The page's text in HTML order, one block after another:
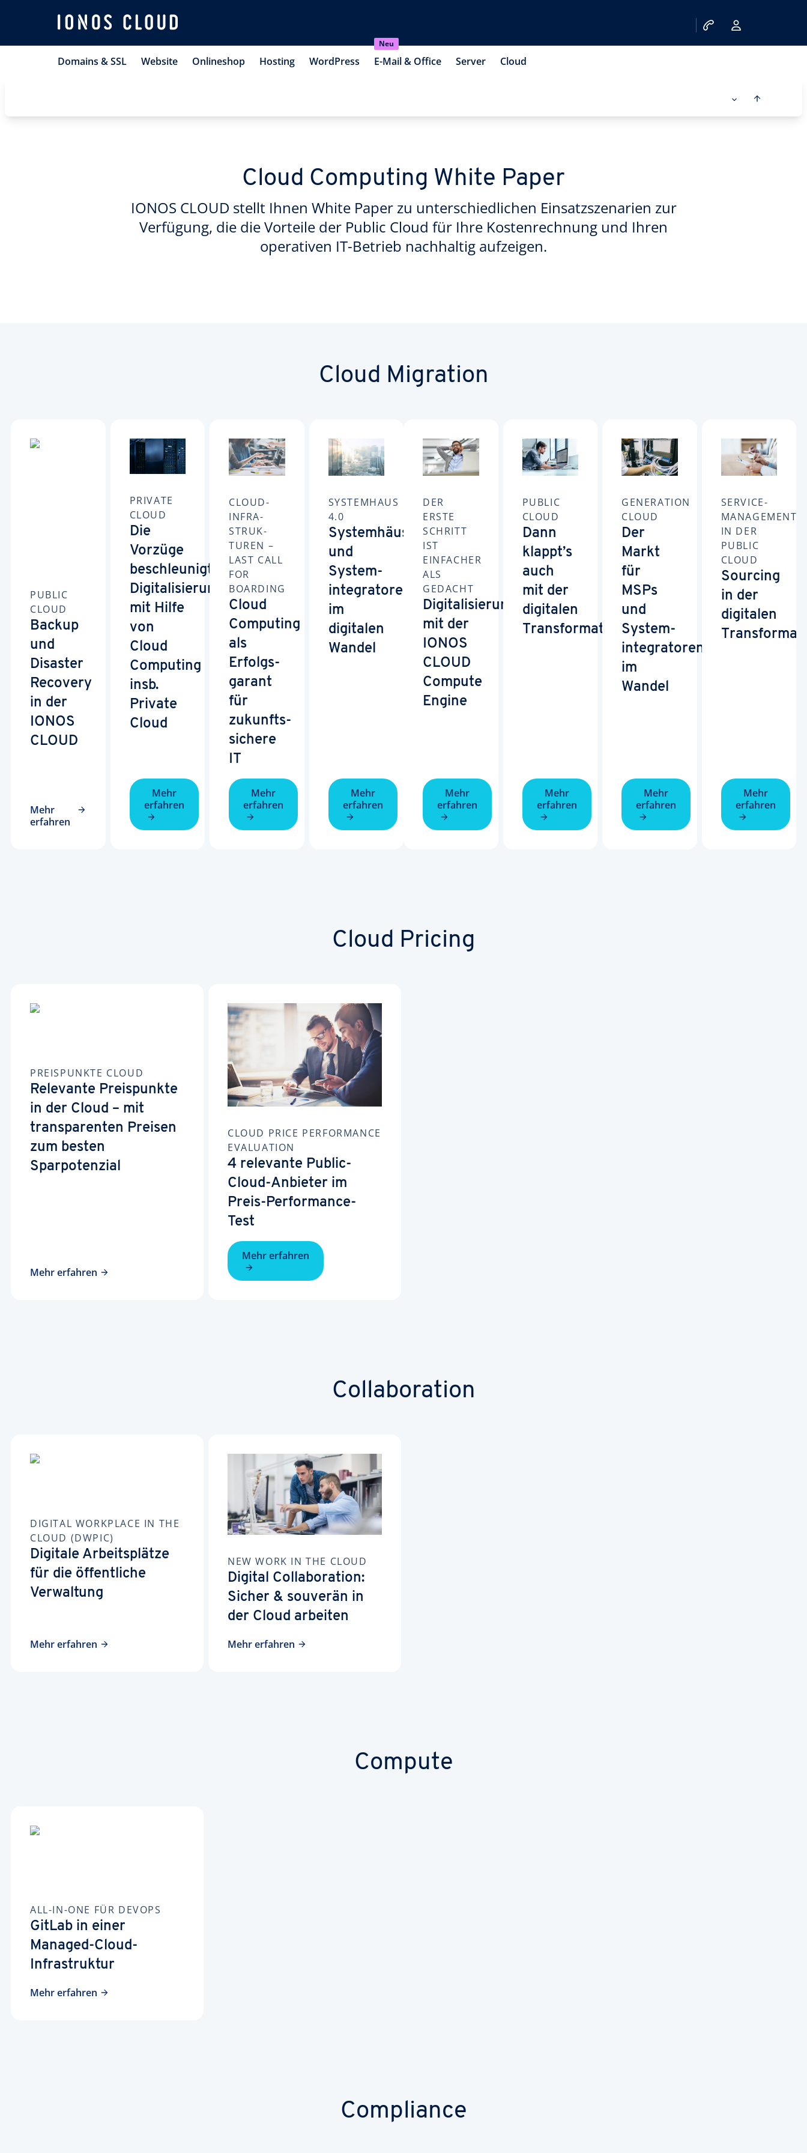
Domains & SSL Website Onlineshop Hosting WordPress
Neu
E-Mail & Office Server Cloud
Cloud Computing White Paper
IONOS CLOUD stellt Ihnen White Paper zu unterschiedlichen Einsatzszenarien zur
Verfügung, die die Vorteile der Public Cloud für Ihre Kostenrechnung und Ihren
operativen IT-Betrieb nachhaltig aufzeigen.
Cloud Migration
PUBLIC
CLOUD
Backup
und
Disaster
Recovery
in der
IONOS
CLOUD
Mehr
erfahren
PRIVATE
CLOUD
Die
Vorzüge
beschleunigter
Digitalisierung
mit Hilfe
von
Cloud
Computing
insb.
Private
Cloud
Mehr
erfahren
CLOUD-
INFRA­
STRUK­
TUREN –
LAST CALL
FOR
BOARDING
Cloud
Computing
als
Erfolgs­
garant
für
zukunfts­
sichere
IT
Mehr
erfahren
SYSTEMHAUS
4.0
Systemhäuser
und
System­
integratoren
im
digitalen
Wandel
Mehr
erfahren
DER
ERSTE
SCHRITT
IST
EINFACHER
ALS
GEDACHT
Digitalisierung
mit der
IONOS
CLOUD
Compute
Engine
Mehr
erfahren
PUBLIC
CLOUD
Dann
klappt’s
auch
mit der
digitalen
Transformation
Mehr
erfahren
GENERATION
CLOUD
Der
Markt
für
MSPs
und
System­
integratoren
im
Wandel
Mehr
erfahren
SERVICE-
MANAGEMENT
IN DER
PUBLIC
CLOUD
Sourcing
in der
digitalen
Mehr
erfahren
Cloud Pricing
PREISPUNKTE CLOUD
Relevante Preispunkte
in der Cloud – mit
transparenten Preisen
zum besten
Sparpotenzial
Mehr erfahren
CLOUD PRICE PERFORMANCE
EVALUATION
4 relevante Public-
Cloud-Anbieter im
Preis-Performance-
Test
Mehr erfahren
Collaboration
DIGITAL WORKPLACE IN THE
CLOUD (DWPIC)
Digitale Arbeitsplätze
für die öffentliche
Verwaltung
Mehr erfahren
NEW WORK IN THE CLOUD
Digital Collaboration:
Sicher & souverän in
der Cloud arbeiten
Mehr erfahren
Compute
ALL-IN-ONE FÜR DEVOPS
GitLab in einer
Managed-Cloud-
Infrastruktur
Mehr erfahren
Compliance